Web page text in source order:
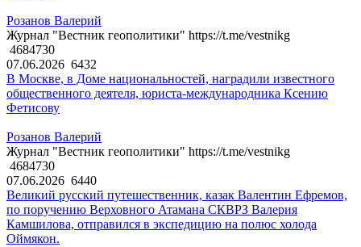
Розанов Валерий
Журнал "Вестник геополитики" https://t.me/vestnikg
4684730
07.06.2026 6432
В Москве, в Доме национальностей, наградили известного
общественного деятеля, юриста-международника Ксению
Фетисову
Розанов Валерий
Журнал "Вестник геополитики" https://t.me/vestnikg
4684730
07.06.2026 6440
Великий русский путешественник, казак Валентин Ефремов,
по поручению Верховного Атамана СКВРЗ Валерия
Камшилова, отправился в экспедицию на полюс холода
Оймякон.